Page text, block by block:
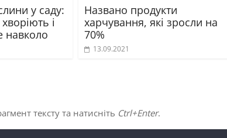
у саду:
і
навколо
Названо продукти
харчування, які зросли на
70%
13.09.2021
тексту та натисніть Ctrl+Enter.